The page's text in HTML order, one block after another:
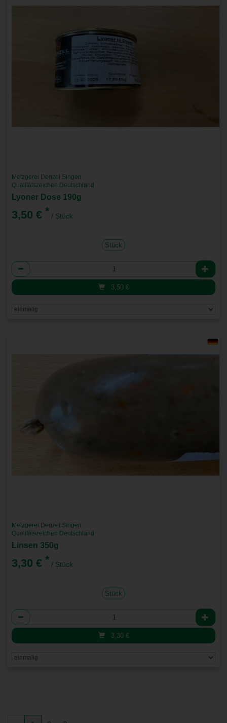
Metzgerei Denzel Singen
Qualitätszeichen Deutschland
Lyoner Dose 190g
3,50 € * / Stück
Stück
Anzahl
3,50 €
Metzgerei Denzel Singen
Qualitätszeichen Deutschland
Linsen 350g
3,30 € * / Stück
Stück
Anzahl
3,30 €